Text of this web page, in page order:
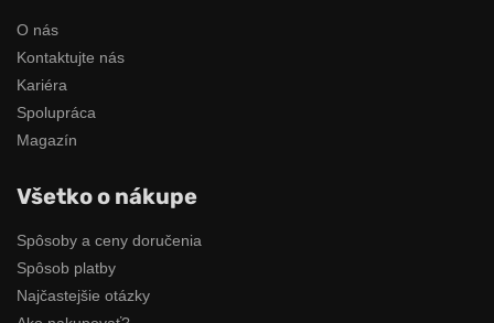
O nás
Kontaktujte nás
Kariéra
Spolupráca
Magazín
Všetko o nákupe
Spôsoby a ceny doručenia
Spôsob platby
Najčastejšie otázky